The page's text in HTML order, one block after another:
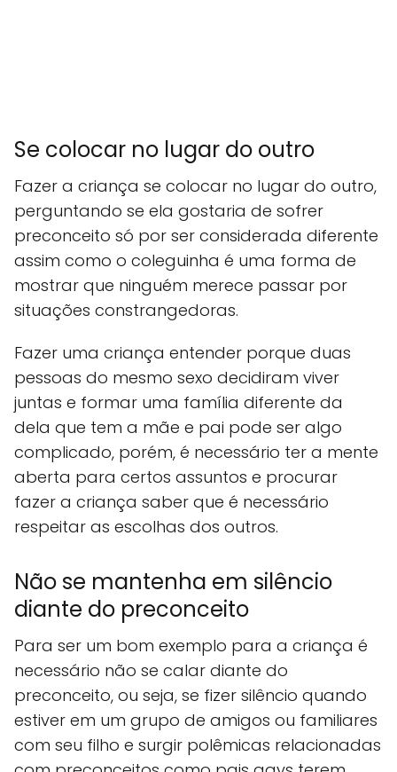
Se colocar no lugar do outro
Fazer a criança se colocar no lugar do outro,
perguntando se ela gostaria de sofrer
preconceito só por ser considerada diferente
assim como o coleguinha é uma forma de
mostrar que ninguém merece passar por
situações constrangedoras.
Fazer uma criança entender porque duas
pessoas do mesmo sexo decidiram viver
juntas e formar uma família diferente da
dela que tem a mãe e pai pode ser algo
complicado, porém, é necessário ter a mente
aberta para certos assuntos e procurar
fazer a criança saber que é necessário
respeitar as escolhas dos outros.
Não se mantenha em silêncio
diante do preconceito
Para ser um bom exemplo para a criança é
necessário não se calar diante do
preconceito, ou seja, se fizer silêncio quando
estiver em um grupo de amigos ou familiares
com seu filho e surgir polêmicas relacionadas